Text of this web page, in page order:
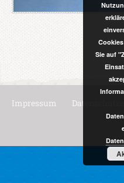
Impressum
Sie auf